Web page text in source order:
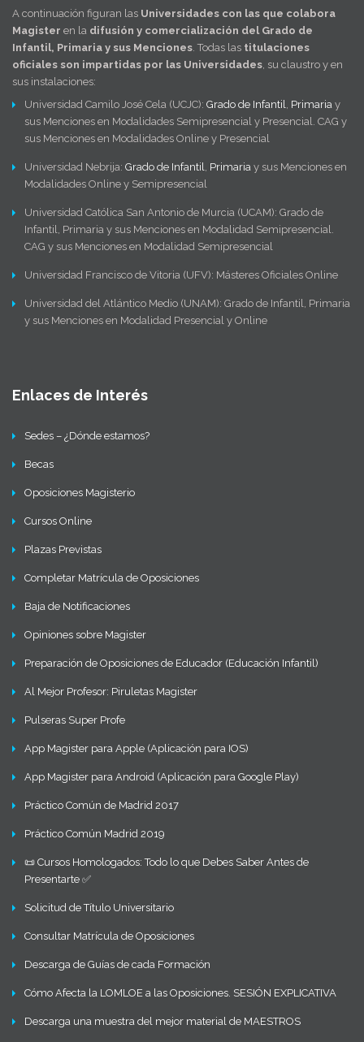
A continuación figuran las Universidades con las que colabora
Magister en la difusión y comercialización del Grado de
Infantil, Primaria y sus Menciones. Todas las titulaciones
oficiales son impartidas por las Universidades, su claustro y en
sus instalaciones:
Universidad Camilo José Cela (UCJC): Grado de Infantil, Primaria y
sus Menciones en Modalidades Semipresencial y Presencial. CAG y
sus Menciones en Modalidades Online y Presencial
Universidad Nebrija: Grado de Infantil, Primaria y sus Menciones en
Modalidades Online y Semipresencial
Universidad Católica San Antonio de Murcia (UCAM): Grado de
Infantil, Primaria y sus Menciones en Modalidad Semipresencial.
CAG y sus Menciones en Modalidad Semipresencial
Universidad Francisco de Vitoria (UFV): Másteres Oficiales Online
Universidad del Atlántico Medio (UNAM): Grado de Infantil, Primaria
y sus Menciones en Modalidad Presencial y Online
Enlaces de Interés
Sedes – ¿Dónde estamos?
Becas
Oposiciones Magisterio
Cursos Online
Plazas Previstas
Completar Matrícula de Oposiciones
Baja de Notificaciones
Opiniones sobre Magister
Preparación de Oposiciones de Educador (Educación Infantil)
Al Mejor Profesor: Piruletas Magister
Pulseras Super Profe
App Magister para Apple (Aplicación para IOS)
App Magister para Android (Aplicación para Google Play)
Práctico Común de Madrid 2017
Práctico Común Madrid 2019
📜 Cursos Homologados: Todo lo que Debes Saber Antes de
Presentarte ✅
Solicitud de Título Universitario
Consultar Matrícula de Oposiciones
Descarga de Guías de cada Formación
Cómo Afecta la LOMLOE a las Oposiciones. SESIÓN EXPLICATIVA
Descarga una muestra del mejor material de MAESTROS